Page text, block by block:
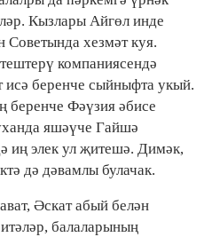
Кызлары Айгөл инде
Советында хезмәт куя.
компаниясендә
беренче сыйныфта укый.
беренче Фәүзия әбисе
яшәүче Гайшә
иң элек ул җитешә. Димәк,
дә дәвамлы булачак.
Әскат абый белән
балаларының